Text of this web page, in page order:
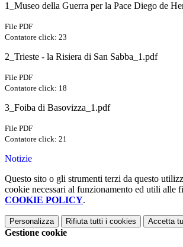
1_Museo della Guerra per la Pace Diego de
File PDF
Contatore click: 23
2_Trieste - la Risiera di San Sabba_1.pdf
File PDF
Contatore click: 18
3_Foiba di Basovizza_1.pdf
File PDF
Contatore click: 21
Notizie
Questo sito o gli strumenti terzi da questo
cookie necessari al funzionamento ed utili alle
COOKIE POLICY.
Personalizza Rifiuta tutti i cookies Accetta
Gestione cookie